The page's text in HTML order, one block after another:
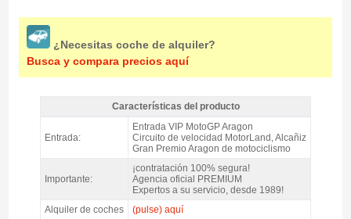
¿Necesitas coche de alquiler?
Busca y compara precios aquí
Pase VIP Pole Position Suite MotoGP Aragón 2026 - Características del
producto
Características del producto
Entrada:
Entrada VIP MotoGP Aragon
Circuito de velocidad MotorLand, Alcañiz
Gran Premio Aragon de motociclismo
Importante:
¡contratación 100% segura!
Agencia oficial PREMIUM
Expertos a su servicio, desde 1989!
Alquiler de coches
(pulse) aquí